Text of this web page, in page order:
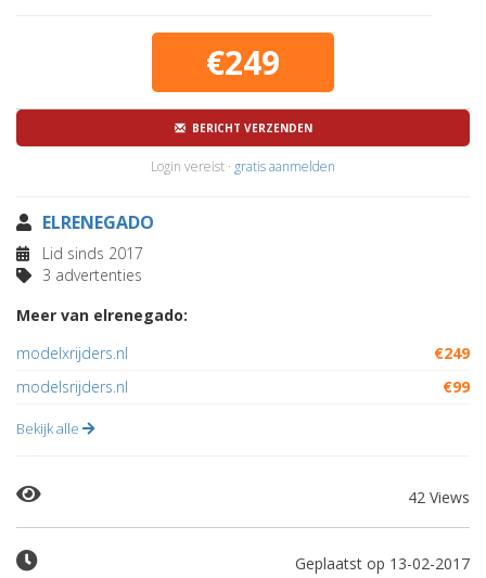
€249
BERICHT VERZENDEN
Login vereist · gratis aanmelden
ELRENEGADO
Lid sinds 2017
3 advertenties
Meer van elrenegado:
modelxrijders.nl
€249
modelsrijders.nl
€99
Bekijk alle
42 Views
Geplaatst op 13-02-2017